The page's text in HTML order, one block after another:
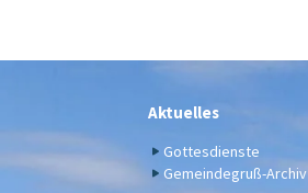
Aktuelles
Gottesdienste
Gemeindegruß-Archiv